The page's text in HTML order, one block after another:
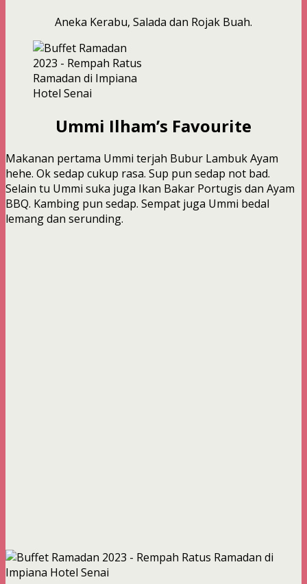
Aneka Kerabu, Salada dan Rojak Buah.
Ummi Ilham’s Favourite
Makanan pertama Ummi terjah Bubur Lambuk Ayam
hehe. Ok sedap cukup rasa. Sup pun sedap not bad.
Selain tu Ummi suka juga Ikan Bakar Portugis dan Ayam
BBQ. Kambing pun sedap. Sempat juga Ummi bedal
lemang dan serunding.